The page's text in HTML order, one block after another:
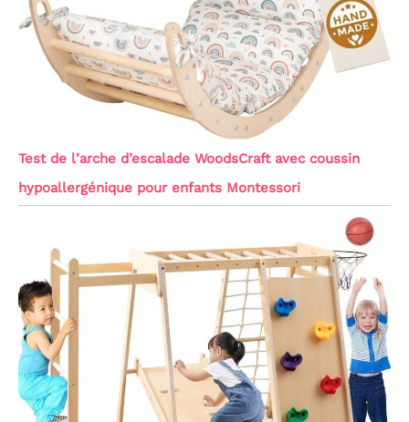
Test de l’arche d’escalade WoodsCraft avec coussin
hypoallergénique pour enfants Montessori